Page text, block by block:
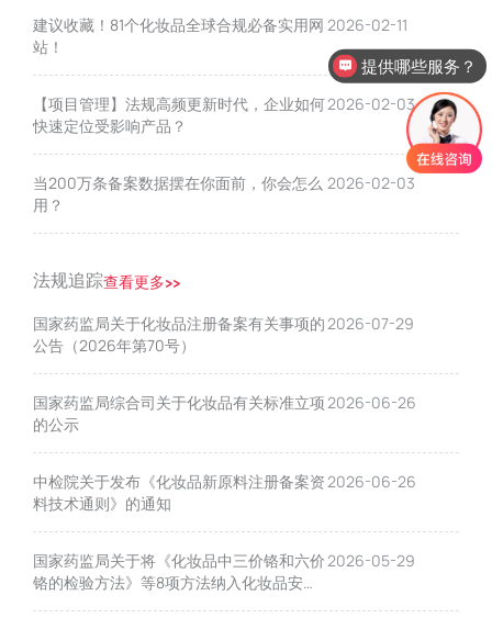
建议收藏！81个化妆品全球合规必备实用网
站！
2026-02-11
【项目管理】法规高频更新时代，企业如何
快速定位受影响产品？
2026-02-03
当200万条备案数据摆在你面前，你会怎么
用？
2026-02-03
法规追踪查看更多>>
国家药监局关于化妆品注册备案有关事项的
公告（2026年第70号）
2026-07-29
国家药监局综合司关于化妆品有关标准立项
的公示
2026-06-26
中检院关于发布《化妆品新原料注册备案资
料技术通则》的通知
2026-06-26
国家药监局关于将《化妆品中三价铬和六价
铬的检验方法》等8项方法纳入化妆品安全
2026-05-29
提供哪些服务？